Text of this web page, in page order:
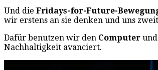
Und die Fridays-for-Future-
wir erstens an sie denken und uns
Dafür benutzen wir den Computer
Nachhaltigkeit avanciert.